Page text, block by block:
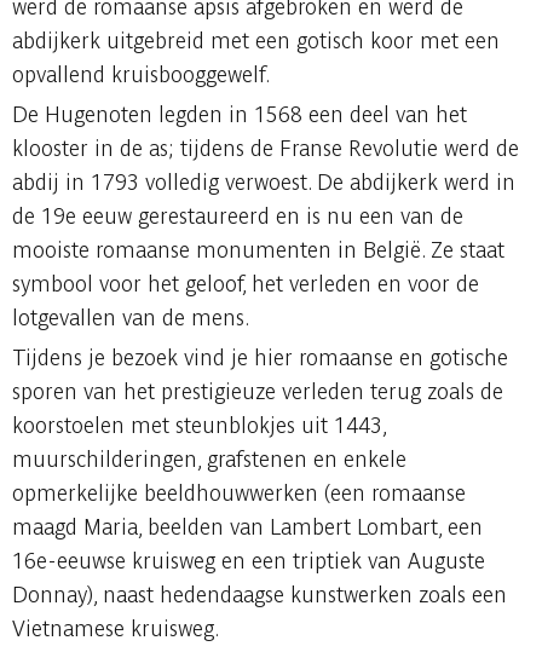
werd de romaanse apsis afgebroken en werd de
abdijkerk uitgebreid met een gotisch koor met een
opvallend kruisbooggewelf.
De Hugenoten legden in 1568 een deel van het
klooster in de as; tijdens de Franse Revolutie werd de
abdij in 1793 volledig verwoest. De abdijkerk werd in
de 19e eeuw gerestaureerd en is nu een van de
mooiste romaanse monumenten in België. Ze staat
symbool voor het geloof, het verleden en voor de
lotgevallen van de mens.
Tijdens je bezoek vind je hier romaanse en gotische
sporen van het prestigieuze verleden terug zoals de
koorstoelen met steunblokjes uit 1443,
muurschilderingen, grafstenen en enkele
opmerkelijke beeldhouwwerken (een romaanse
maagd Maria, beelden van Lambert Lombart, een
16e-eeuwse kruisweg en een triptiek van Auguste
Donnay), naast hedendaagse kunstwerken zoals een
Vietnamese kruisweg.